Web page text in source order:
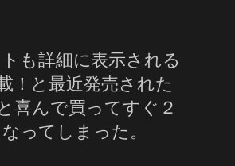
も詳細に表示される
！と最近発売された
喜んで買ってすぐ２
ってしまった。